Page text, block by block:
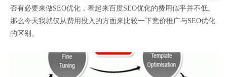
否有必要来做SEO优化，看起来百度SEO优化的费用似乎并不低。
那么今天我就仅从费用投入的方面来比较一下竞价推广与SEO优化
的区别。